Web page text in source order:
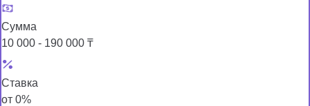
Сумма
10 000 - 190 000 ₸
Ставка
от 0%